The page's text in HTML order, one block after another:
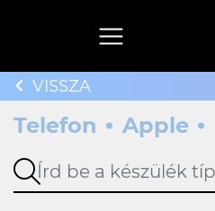
VISSZA
Telefon Apple